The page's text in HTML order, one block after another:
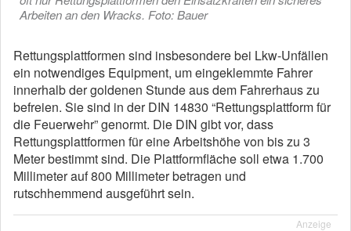
Arbeiten an den Wracks. Foto: Bauer
Rettungsplattformen sind insbesondere bei Lkw-Unfällen
ein notwendiges Equipment, um eingeklemmte Fahrer
innerhalb der goldenen Stunde aus dem Fahrerhaus zu
befreien. Sie sind in der DIN 14830 “Rettungsplattform für
die Feuerwehr” genormt. Die DIN gibt vor, dass
Rettungsplattformen für eine Arbeitshöhe von bis zu 3
Meter bestimmt sind. Die Plattformfläche soll etwa 1.700
Millimeter auf 800 Millimeter betragen und
rutschhemmend ausgeführt sein.
Anzeige